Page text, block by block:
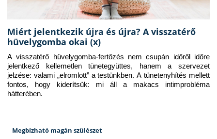
Miért jelentkezik újra és újra? A visszatérő
hüvelygomba okai (x)
A visszatérő hüvelygomba-fertőzés nem csupán időről időre
jelentkező kellemetlen tünetegyüttes, hanem a szervezet
jelzése: valami „elromlott” a testünkben. A tünetenyhítés mellett
fontos, hogy kiderítsük: mi áll a makacs intimprobléma
hátterében.
Megbízható magán szülészet